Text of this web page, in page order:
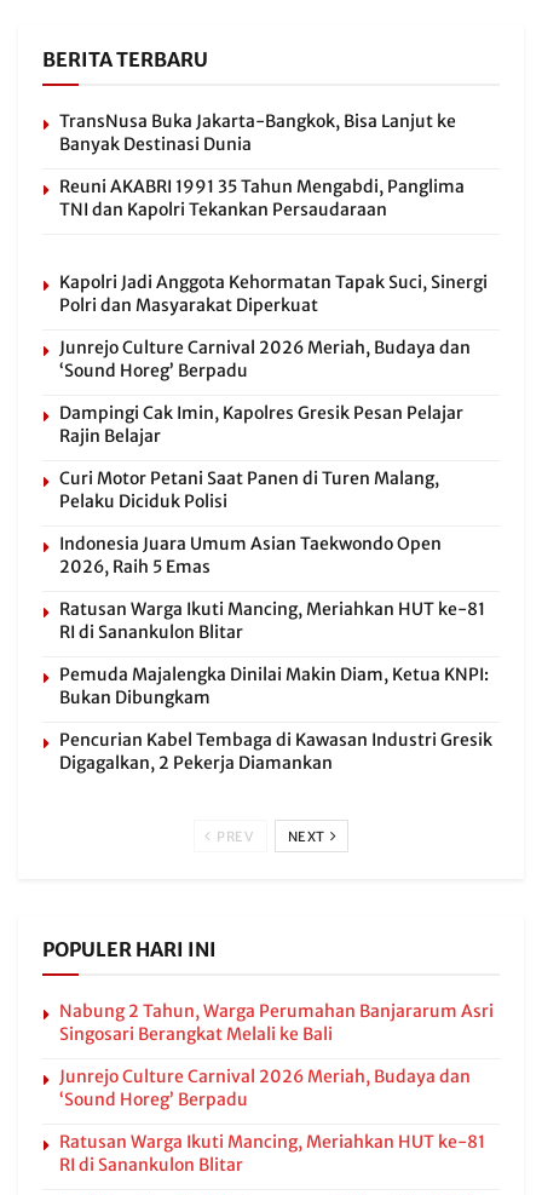
BERITA TERBARU
TransNusa Buka Jakarta-Bangkok, Bisa Lanjut ke
Banyak Destinasi Dunia
Reuni AKABRI 1991 35 Tahun Mengabdi, Panglima
TNI dan Kapolri Tekankan Persaudaraan
Kapolri Jadi Anggota Kehormatan Tapak Suci, Sinergi
Polri dan Masyarakat Diperkuat
Junrejo Culture Carnival 2026 Meriah, Budaya dan
‘Sound Horeg’ Berpadu
Dampingi Cak Imin, Kapolres Gresik Pesan Pelajar
Rajin Belajar
Curi Motor Petani Saat Panen di Turen Malang,
Pelaku Diciduk Polisi
Indonesia Juara Umum Asian Taekwondo Open
2026, Raih 5 Emas
Ratusan Warga Ikuti Mancing, Meriahkan HUT ke-81
RI di Sanankulon Blitar
Pemuda Majalengka Dinilai Makin Diam, Ketua KNPI:
Bukan Dibungkam
Pencurian Kabel Tembaga di Kawasan Industri Gresik
Digagalkan, 2 Pekerja Diamankan
PREV NEXT
POPULER HARI INI
Nabung 2 Tahun, Warga Perumahan Banjararum Asri
Singosari Berangkat Melali ke Bali
Junrejo Culture Carnival 2026 Meriah, Budaya dan
‘Sound Horeg’ Berpadu
Ratusan Warga Ikuti Mancing, Meriahkan HUT ke-81
RI di Sanankulon Blitar